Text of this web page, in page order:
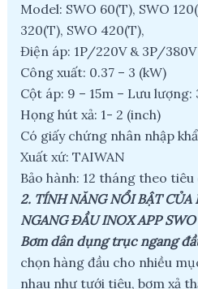
Model: SWO 60(T), SWO
320(T), SWO 420(T),
Điện áp: 1P/220V & 3P/380V
Công xuất: 0.37 – 3 (kW)
Cột áp: 9 – 15m – Lưu
Họng hút xả: 1- 2 (inch)
Có giấy chứng nhân nhập
Xuất xứ: TAIWAN
Bảo hành: 12 tháng theo
2. TÍNH NĂNG NỔI BẬT CỦA
NGANG ĐẦU INOX APP SWO
Bơm dân dụng trục ngang
chọn hàng đầu cho nhiều
nhau như tưới tiêu, bơm xả